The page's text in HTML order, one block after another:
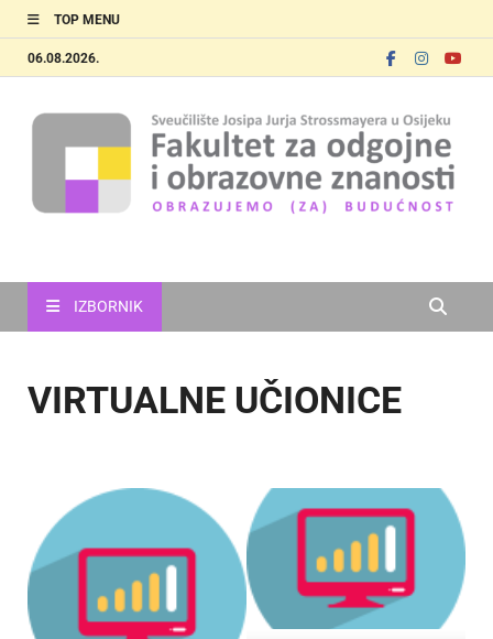
TOP MENU
06.08.2026.
IZBORNIK
VIRTUALNE UČIONICE